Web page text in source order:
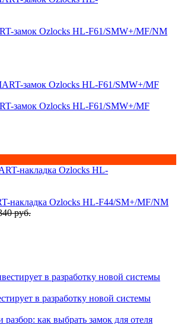
замок Ozlocks HL-F61/SMW+/MF/NM
замок Ozlocks HL-F61/SMW+/MF
накладка Ozlocks HL-F44/SM+/MF/NM
руб.
в разработку новой системы